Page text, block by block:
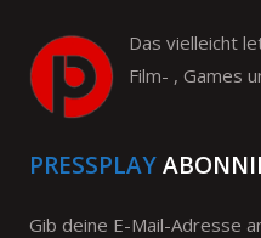
Das vielleicht
Film- , Games
PRESSPLAY
Gib deine E-Mail-Adresse